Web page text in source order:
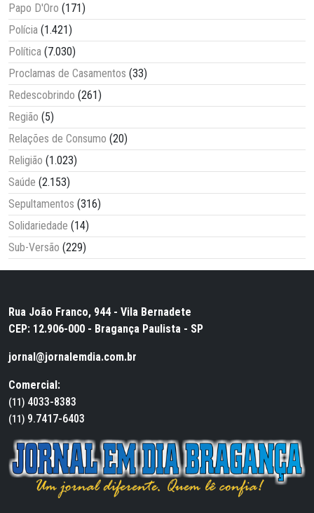
Papo D'Oro (171)
Polícia (1.421)
Política (7.030)
Proclamas de Casamentos (33)
Redescobrindo (261)
Região (5)
Relações de Consumo (20)
Religião (1.023)
Saúde (2.153)
Sepultamentos (316)
Solidariedade (14)
Sub-Versão (229)
Rua João Franco, 944 - Vila Bernadete
CEP: 12.906-000 - Bragança Paulista - SP
jornal@jornalemdia.com.br
Comercial:
(11) 4033-8383
(11) 9.7417-6403